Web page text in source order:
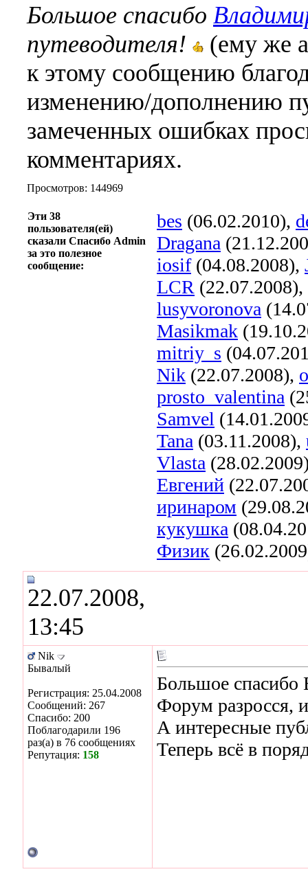
Большое спасибо
путеводителя!
(ему же
к этому сообщению
изменению/дополнению
замеченных ошибках
комментариях.
Просмотров: 144969
Эти 38
пользователя(ей)
сказали Спасибо Admin
за это полезное
сообщение:
bes (06.02.2010),
Dragana
iosif(04.08.2008),
LCR (22.07.2008),
lusyvoronova
Masikmak
mitriy_s
Nik (22.07.2008),
prosto_valentina
Samvel
Tana (03.11.2008),
Vlasta
Евгений
иринаром
кукушка
Физик
22.07.2008,
13:45
Nik
Бывалый
Регистрация: 25.04.2008
Сообщений: 267
Спасибо: 200
Поблагодарили 196
раз(а) в 76 сообщениях
Репутация: 158
Большое спасибо
Форум разросся,
А интересные
Теперь всё в